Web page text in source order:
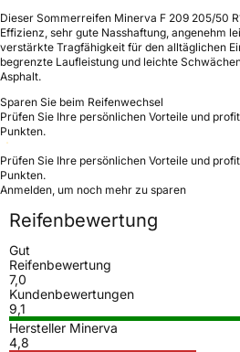
Dieser Sommerreifen Minerva F 209 205/50
Effizienz, sehr gute Nasshaftung, angenehm
verstärkte Tragfähigkeit für den alltäglichen
begrenzte Laufleistung und leichte
Asphalt.
Sparen Sie beim Reifenwechsel
Prüfen Sie Ihre persönlichen Vorteile und
Punkten.
Prüfen Sie Ihre persönlichen Vorteile und
Punkten.
Anmelden, um noch mehr zu sparen
Reifenbewertung
Gut
Reifenbewertung
7,0
Kundenbewertungen
9,1
Hersteller Minerva
4,8